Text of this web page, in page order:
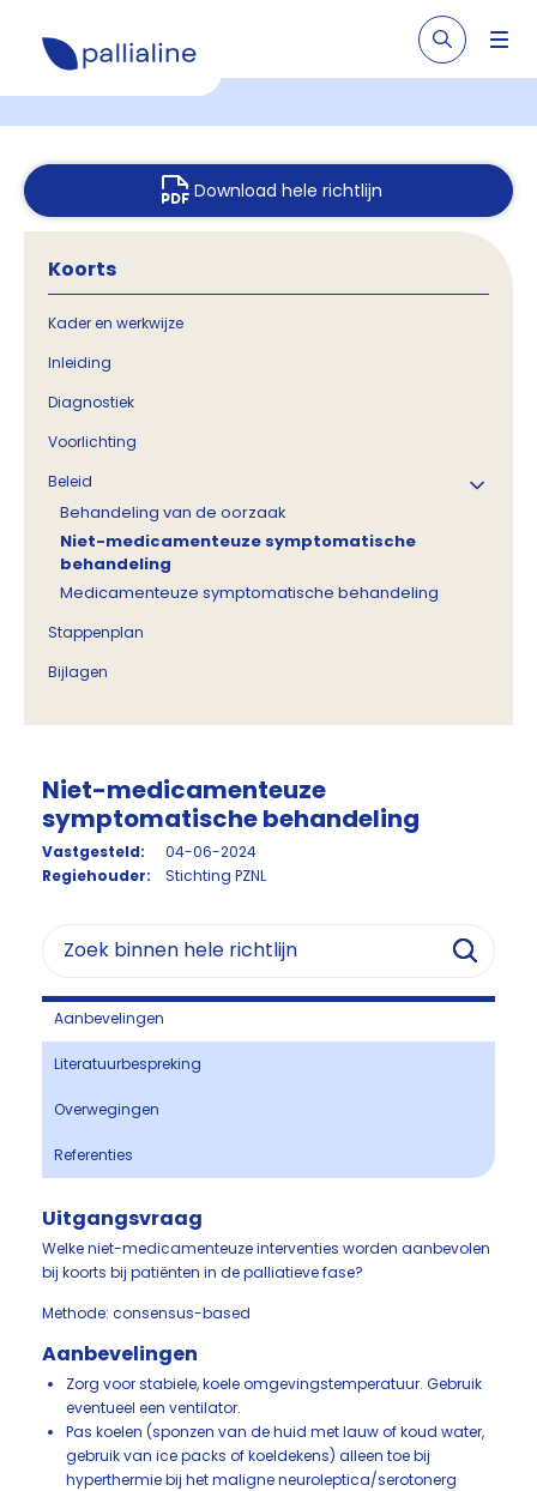
Download hele richtlijn
Koorts
Kader en werkwijze
Inleiding
Diagnostiek
Voorlichting
Beleid
Behandeling van de oorzaak
Niet-medicamenteuze symptomatische
behandeling
Medicamenteuze symptomatische behandeling
Stappenplan
Bijlagen
Niet-medicamenteuze
symptomatische behandeling
Vastgesteld:
04-06-2024
Regiehouder:
Stichting PZNL
Aanbevelingen
Literatuurbespreking
Overwegingen
Referenties
Uitgangsvraag
Welke niet-medicamenteuze interventies worden aanbevolen
bij koorts bij patiënten in de palliatieve fase?
Methode: consensus-based
Aanbevelingen
Zorg voor stabiele, koele omgevingstemperatuur. Gebruik
eventueel een ventilator.
Pas koelen (sponzen van de huid met lauw of koud water,
gebruik van ice packs of koeldekens) alleen toe bij
hyperthermie bij het maligne neuroleptica/serotonerg